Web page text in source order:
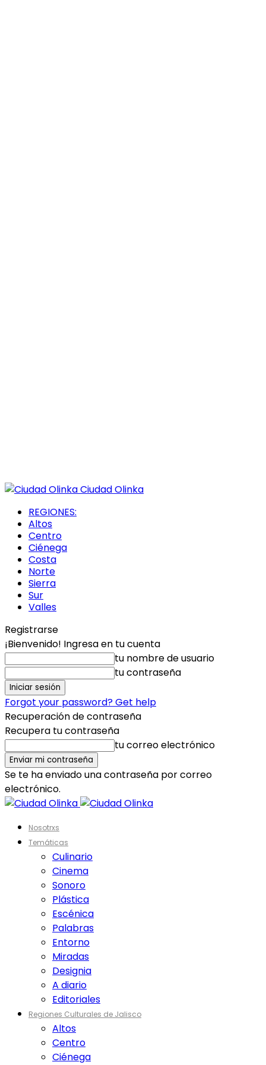
Ciudad Olinka
REGIONES:
Altos
Centro
Ciénega
Costa
Norte
Sierra
Sur
Valles
Registrarse
¡Bienvenido! Ingresa en tu cuenta
tu nombre de usuario
tu contraseña
Forgot your password? Get help
Recuperación de contraseña
Recupera tu contraseña
tu correo electrónico
Se te ha enviado una contraseña por correo
electrónico.
Nosotrxs
Temáticas
Culinario
Cinema
Sonoro
Plástica
Escénica
Palabras
Entorno
Miradas
Designia
A diario
Editoriales
Regiones Culturales de Jalisco
Altos
Centro
Ciénega